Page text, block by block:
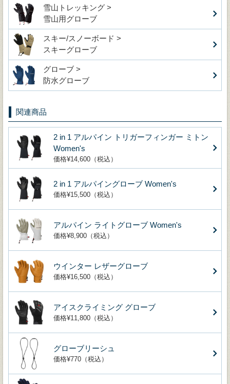
雪山トレッキング >
雪山用グローブ
スキー/スノーボード >
スキーグローブ
グローブ >
防水グローブ
関連商品
2 in 1 アルパイン トリガーフィンガー ミトン
Women's
価格¥14,600（税込）
2 in 1 アルパイングローブ Women's
価格¥15,500（税込）
アルパイン ライトグローブ Women's
価格¥8,900（税込）
ウインター レザーグローブ
価格¥16,500（税込）
アイスクライミング グローブ
価格¥11,800（税込）
グローブリーシュ
価格¥770（税込）